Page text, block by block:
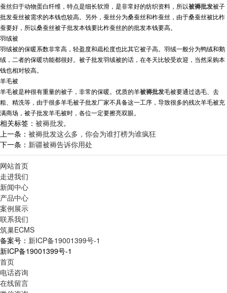
蚕丝归于动物蛋白纤维，特点是细长软滑，是非常好的纺织资料，所以被褥批发被子
批发蚕丝被需求的本钱也较高。另外，蚕丝分为桑蚕丝和柞蚕丝，由于桑蚕丝被比柞
蚕要好，所以桑蚕丝被子批发本钱要比柞蚕丝的的批发本钱要高。
羽绒被
羽绒被的保暖系数非常高，轻盈度和疏松度也比其它被子高。羽绒一般分为鸭绒和鹅
绒，二者的保暖功能都很好。被子批发羽绒被的话，在冬天比较受欢迎，当然采购本
钱也相对较高。
羊毛被
羊毛被是种很有重量的被子，非常的保暖。优质的羊被褥批发毛被要通过选毛、去
粗、精洗等，由于很多羊毛被子批发厂家不具备这一工序，导致很多的残次羊毛被充
满商场，被子批发羊毛被时，各位一定要擦亮双眼。
相关标签： 被褥批发,
上一条： 被褥批发这么多，你会为谁打榜为谁疯狂
下一条： 新疆被褥告诉你用处
网站首页
走进我们
新闻中心
产品中心
案例展示
联系我们
筑巢ECMS
备案号： 新ICP备19001399号-1
新ICP备19001399号-1
首页
电话咨询
在线留言